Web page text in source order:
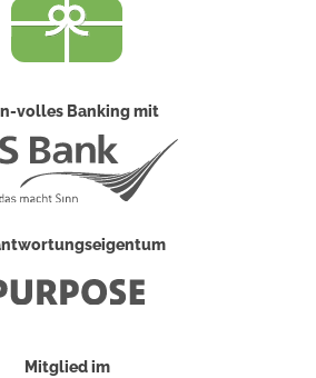
volles Banking mit
Mitglied im